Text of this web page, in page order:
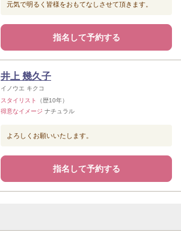
元気で明るく皆様をおもてなしさせて頂きます。
指名して予約する
井上 幾久子
イノウエ キクコ
スタイリスト
（歴10年）
得意なイメージ ナチュラル
よろしくお願いいたします。
指名して予約する